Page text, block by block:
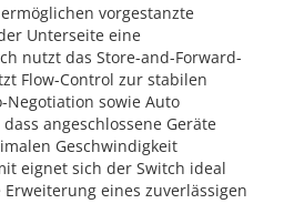
vorgestanzte
Unterseite eine
nutzt das Store-and-Forward-
Flow-Control zur stabilen
sowie Auto
angeschlossene Geräte
Geschwindigkeit
eignet sich der Switch ideal
eines zuverlässigen